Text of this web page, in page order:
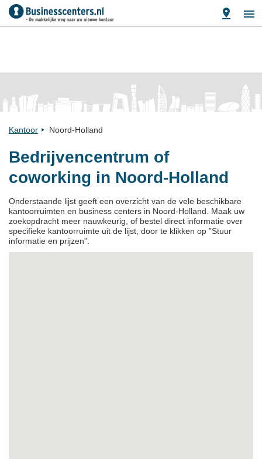
Kantoor Noord-Holland
Bedrijvencentrum of
coworking in Noord-Holland
Onderstaande lijst geeft een overzicht van de vele beschikbare
kantoorruimten en business centers in Noord-Holland. Maak uw
zoekopdracht meer nauwkeurig, of bestel direct informatie over
specifieke kantoorruimte uit de lijst, door te klikken op ”Stuur
informatie en prijzen”.